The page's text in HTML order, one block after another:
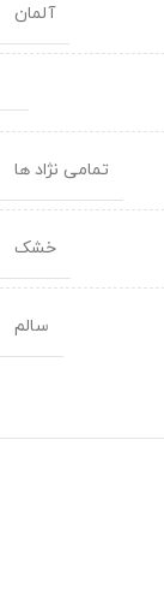
آلمان
تمامی نژاد ها
خشک
سالم